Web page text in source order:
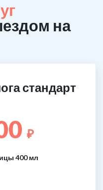
на
стандарт
₽
400 мл